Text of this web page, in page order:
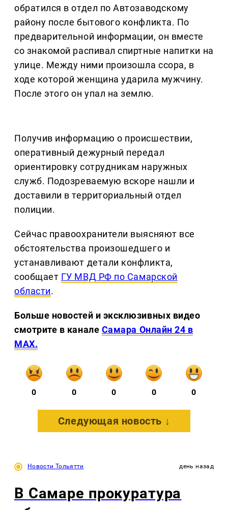
обратился в отдел по Автозаводскому
району после бытового конфликта. По
предварительной информации, он вместе
со знакомой распивал спиртные напитки на
улице. Между ними произошла ссора, в
ходе которой женщина ударила мужчину.
После этого он упал на землю.
Получив информацию о происшествии,
оперативный дежурный передал
ориентировку сотрудникам наружных
служб. Подозреваемую вскоре нашли и
доставили в территориальный отдел
полиции.
Сейчас правоохранители выясняют все
обстоятельства произошедшего и
устанавливают детали конфликта,
сообщает ГУ МВД РФ по Самарской
области.
Больше новостей и эксклюзивных видео
смотрите в канале Самара Онлайн 24 в
MAX.
0 0 0 0 0
Следующая новость ↓
Новости Тольятти день назад
В Самаре прокуратура